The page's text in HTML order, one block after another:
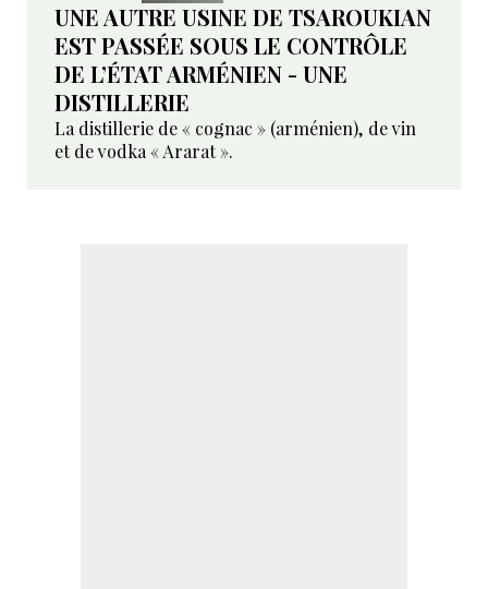
UNE AUTRE USINE DE TSAROUKIAN
EST PASSÉE SOUS LE CONTRÔLE
DE L’ÉTAT ARMÉNIEN - UNE
DISTILLERIE
La distillerie de « cognac » (arménien), de vin
et de vodka « Ararat ».